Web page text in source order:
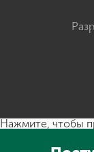
Нажмите, чтобы